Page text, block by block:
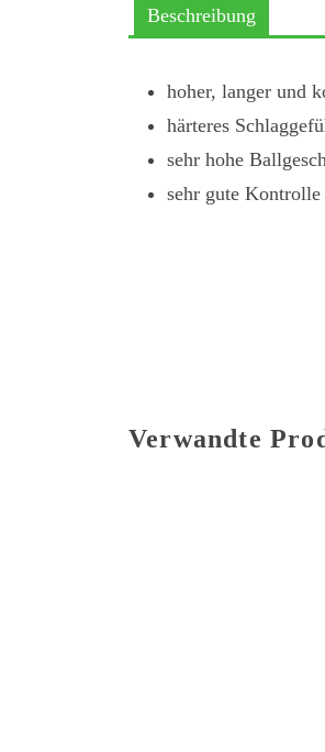
Beschreibung
hoher, langer und
härteres
sehr hohe
sehr gute Kontrolle
Verwandte